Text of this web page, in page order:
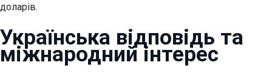
доларів.
Українська відповідь та
міжнародний інтерес